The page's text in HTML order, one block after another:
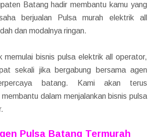
Batang hadir membantu kamu yang
berjualan Pulsa murah elektrik all
dan modalnya ringan.
memulai bisnis pulsa elektrik all operator,
sekali jika bergabung bersama agen
batang. Kami akan terus
dalam menjalankan bisnis pulsa
Pulsa Batang Termurah